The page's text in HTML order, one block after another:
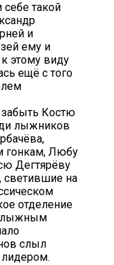
такой
и
ему и
этому виду
ещё с того
забыть Костю
лыжников
гонкам, Любу
Дегтярёву
светившие на
отделение
лыжным
слыл